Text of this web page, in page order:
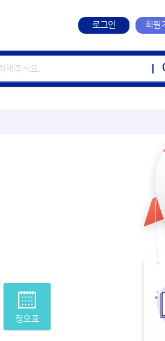
로그인 회원
정오표